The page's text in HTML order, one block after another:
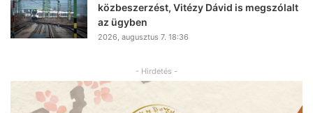
közbeszerzést, Vitézy Dávid is megszólalt
az ügyben
2026, augusztus 7. 18:36
- Hirdetés -